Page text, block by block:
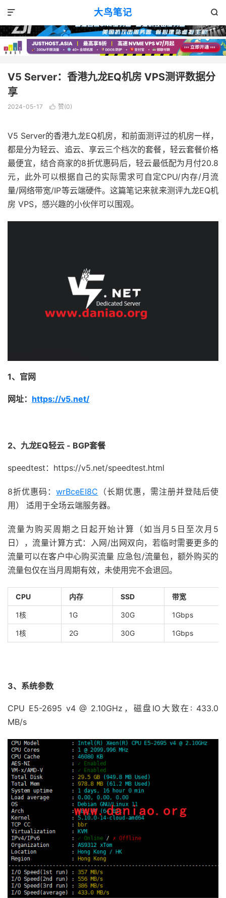
大鸟笔记 

VPS评测
V5 Server：香港九龙EQ机房 VPS测评数据分
享
2024-05-17  赞(0)
V5 Server的香港九龙EQ机房，和前面测评过的机房一样，
都是分为轻云、追云、享云三个档次的套餐，轻云套餐价格
最便宜，结合商家的8折优惠码后，轻云最低配为月付20.8
元，此外可以根据自己的实际需求可自定CPU/内存/月流
量/网络带宽/IP等云端硬件。这篇笔记来就来测评九龙EQ机
房 VPS，感兴趣的小伙伴可以围观。
1、官网
网址： https://v5.net/
2、九龙EQ轻云 - BGP套餐
speedtest：https://v5.net/speedtest.html
8折优惠码：wrBceEI8C （长期优惠，需注册并登陆后使
用） 适用于全场云端服务器。
流量为购买周期之日起开始计算（如当月5日至次月5
日），流量计算方式：入网/出网双向，若临时需要更多的
流量可以在客户中心购买流量 应急包/流量包，额外购买的
流量包仅在当月周期有效，未使用完不会退回。
CPU 内存 SSD 带宽
1核 1G 30G 1Gbps
1核 2G 30G 1Gbps
3、系统参数
CPU E5-2695 v4 @ 2.10GHz，磁盘IO大致在: 433.0
MB/s